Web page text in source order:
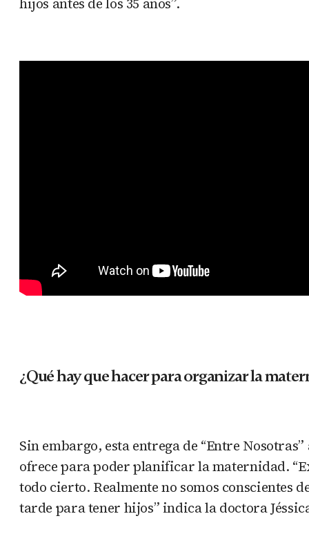
¿Qué hay que hacer para organizar la
Sin embargo, esta entrega de “Entre
ofrece para poder planificar la maternidad.
todo cierto. Realmente no somos conscientes
tarde para tener hijos” indica la doctora